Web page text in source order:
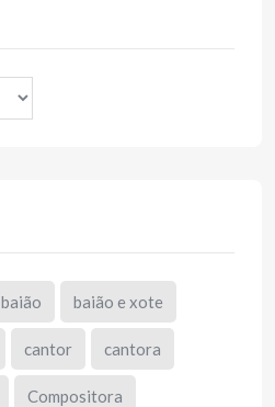
baião baião e xote
cantor cantora
Compositora